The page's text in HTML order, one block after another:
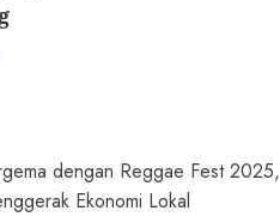
dengan Reggae Fest 2025,
Ekonomi Lokal